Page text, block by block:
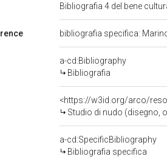
Bibliografia 4 del bene
bibliografia specifica:
a-cd:Bibliography
Bibliografia
<https://w3id.org/arco/
Studio di nudo (disegno,
a-cd:SpecificBibliography
Bibliografia specifica